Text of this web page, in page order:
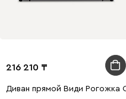
216 210
Диван прямой Види Рогожка